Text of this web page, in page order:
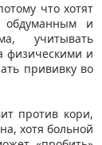
что хотят
обдуманным и
учитывать
физическими и
прививку во
против кори,
хотя больной